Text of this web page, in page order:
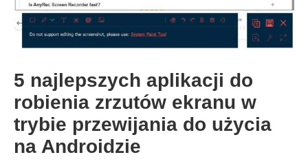
5 najlepszych aplikacji do
robienia zrzutów ekranu w
trybie przewijania do użycia
na Androidzie